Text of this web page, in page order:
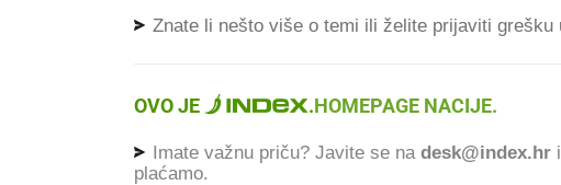
Znate li nešto više o temi ili želite prijaviti grešku
OVO JE .HOMEPAGE NACIJE.
Imate važnu priču? Javite se na desk@index.hr
plaćamo.